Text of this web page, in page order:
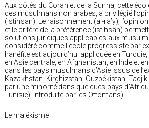
Aux côtés du Coran et de la Sunna, cette
des musulmans non arabes, a privilégié
(Istihsan). Le raisonnement (al-ra’y),
et le critère de la préférence (istihsân)
solutions juridiques applicables aux
considéré comme l’école progressiste par
hanéfite est aujourd’hui appliquée en Turquie,
en Asie centrale, en Afghanistan, en Inde et
dans les pays musulmans d’Asie issus de
Kazakhstan, Kirghizstan, Ouzbékistan,
par une minorité dans quelques pays
Tunisie), introduite par les Ottomans).
Le malékisme :